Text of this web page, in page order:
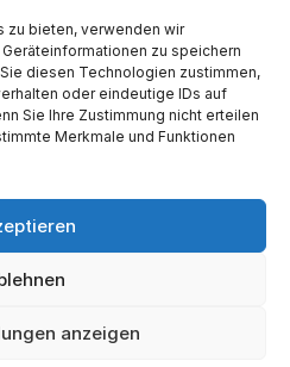
zu bieten, verwenden wir
zu speichern
diesen Technologien zustimmen,
oder eindeutige IDs auf
Sie Ihre Zustimmung nicht erteilen
Merkmale und Funktionen
anzeigen
Built by